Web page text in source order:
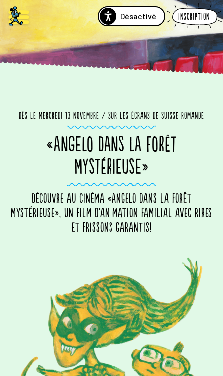
Désactivé Inscription
Dès le mercredi 13 novembre / sur les écrans de Suisse romande
«ANGELO DANS LA FORÊT
MYSTÉRIEUSE»
Découvre au cinéma «Angelo dans la forêt
mystérieuse», un film d'animation familial avec rires
et frissons garantis!